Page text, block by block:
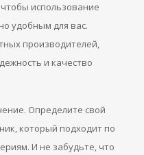
использование
удобным для вас.
производителей,
и качество
Определите свой
который подходит по
И не забудьте, что